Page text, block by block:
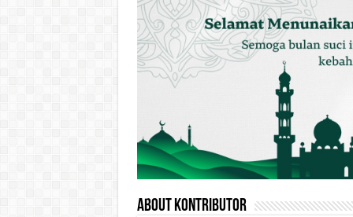
About Kontributor